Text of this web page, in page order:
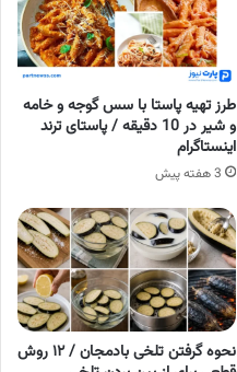
طرز تهیه پاستا با سس گوجه و خامه
و شیر در 10 دقیقه / پاستای ترند
اینستاگرام
3 هفته پیش
نحوه گرفتن تلخی بادمجان / ۱۲ روش